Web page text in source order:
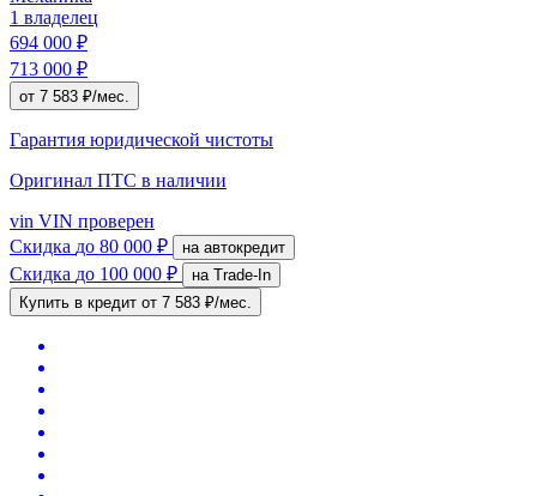
1 владелец
694 000 ₽
713 000 ₽
от 7 583 ₽/мес.
Гарантия юридической чистоты
Оригинал ПТС в наличии
vin VIN проверен
Скидка до 80 000 ₽ на автокредит
Скидка до 100 000 ₽
на Trade-In
Купить в кредит от 7 583 ₽/мес.